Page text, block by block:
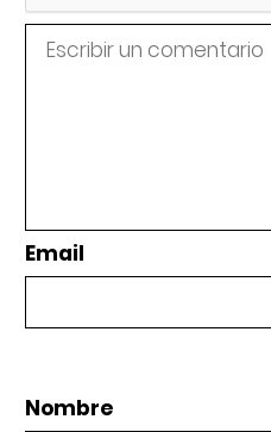
Email
Nombre